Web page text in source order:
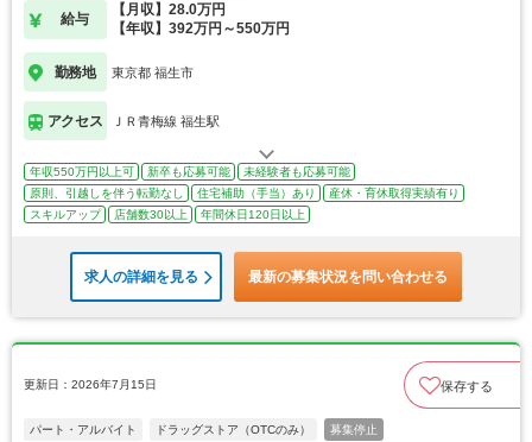
給与
【月収】28.0万円
【年収】392万円～550万円
勤務地 東京都 福生市
アクセス ＪＲ青梅線 福生駅
年収550万円以上可 新卒も応募可能
未経験者も応募可能
原則、引越しを伴う転勤なし
住宅補助（手当）あり
産休・育休取得実績有り
スキルアップ
店舗数30以上 年間休日120日以上
求人の詳細を見る 最新の募集状況を問い合わせる
更新日：2026年7月15日 保存する
パート・アルバイト ドラッグストア（OTCのみ） 募集停止